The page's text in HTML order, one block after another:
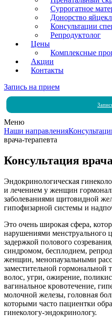
Суррогатное
Донорство
Консультации
Репродуктолог
Цены
Комплексные
Акции
Контакты
Запись на прием
Меню
Наши направления
врача-терапевта
Консультация
Эндокринологическая
и лечением у женщин
заболеваниями щитовидной
гипофизарной системы и
Это очень широкая сфера,
нарушениями менструального
задержкой полового
синдромом, бесплодием,
женщин, менопаузальными
заместительной гормональной
волос, угри, ожирение,
вагинальное кровотечение,
молочной железы, головная
которыми часто пациентки
гинекологу-эндокринологу.